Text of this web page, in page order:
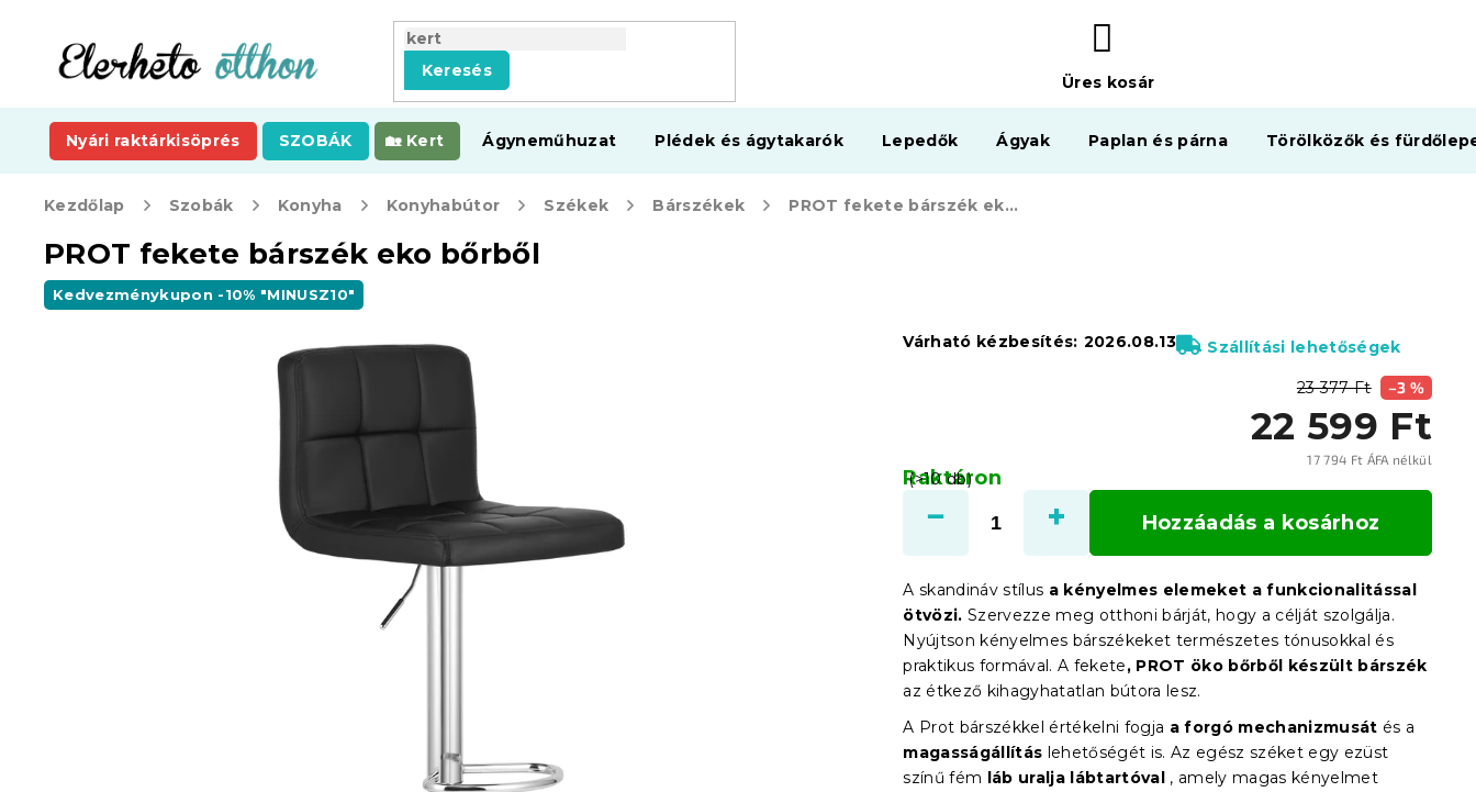
tartalomhoz
Keresés
KOSÁR
Üres kosár
Nyári raktárkisöprés SZOBÁK Kert Ágyneműhuzat Plédek és ágytakarók Lepedők Ágyak Paplan és párna Törölközők és
Kezdőlap Szobák Konyha Konyhabútor Székek Bárszékek PROT fekete bárszék eko bőrből
PROT fekete bárszék eko bőrből
Kedvezménykupon -10% "MINUSZ10"
23 377 Ft –3 %
22 599 Ft
17 794 Ft ÁFA nélkül
Raktáron
(>10 db)
Várható kézbesítés: 2026.08.13 Szállítási lehetőségek
Hozzáadás a kosárhoz
A skandináv stílus a kényelmes elemeket a funkcionalitással
ötvözi. Szervezze meg otthoni bárját, hogy a célját szolgálja.
Nyújtson kényelmes bárszékeket természetes tónusokkal és
praktikus formával. A fekete, PROT öko bőrből készült bárszék
az étkező kihagyhatatlan bútora lesz.
A Prot bárszékkel értékelni fogja a forgó mechanizmusát és a
magasságállítás lehetőségét is. Az egész széket egy ezüst
színű fém láb uralja lábtartóval , amely magas kényelmet